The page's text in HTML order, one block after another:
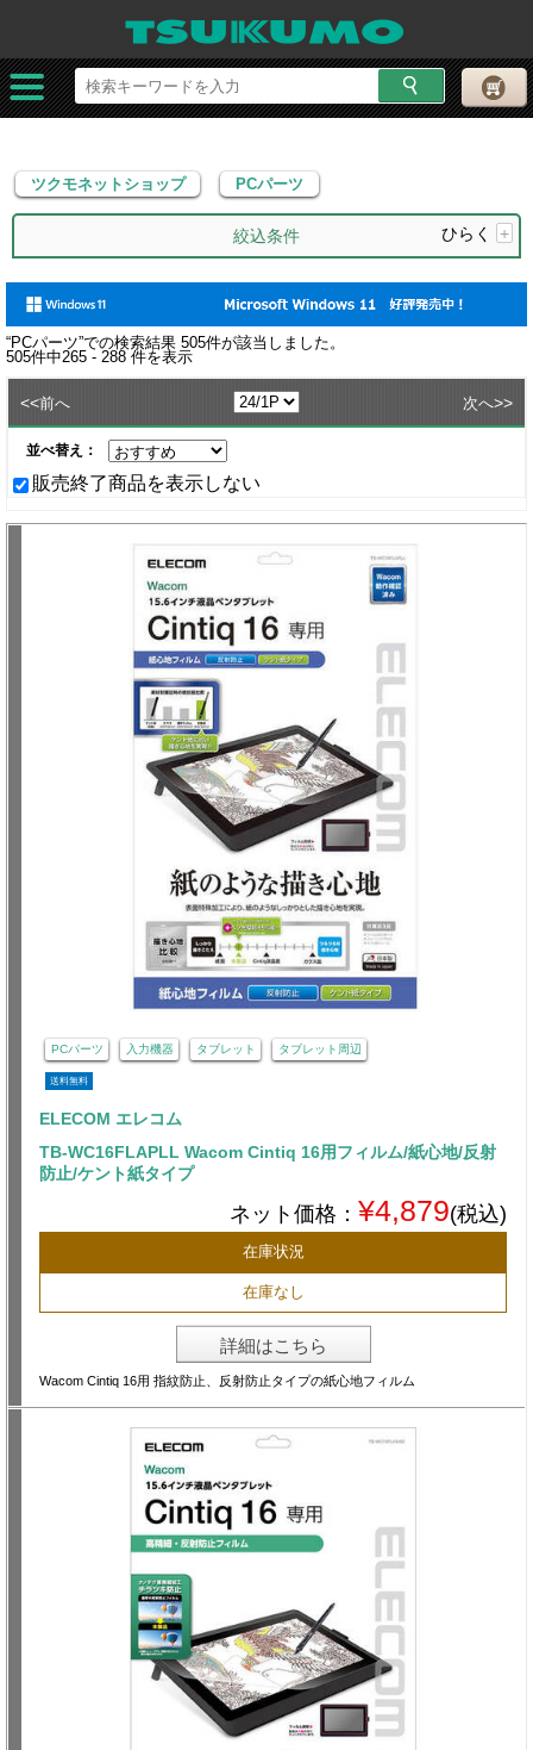
ツクモネットショップ PCパーツ
ツクモネットショップ PCパーツ
絞込条件 ひらく +
“PCパーツ”での検索結果 505件が該当しました。
505件中265 - 288件を表示
<<前へ 次へ>>
並べ替え：
販売終了商品を表示しない
PCパーツ 入力機器 タブレット タブレット周辺
送料無料
ELECOM エレコム
TB-WC16FLAPLL Wacom Cintiq 16用フィルム/紙心地/反射
防止/ケント紙タイプ
ネット価格： ¥4,879(税込)
在庫状況
在庫なし
詳細はこちら
Wacom Cintiq 16用 指紋防止、反射防止タイプの紙心地フィルム